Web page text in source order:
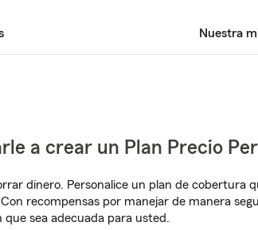
Nuestra
a crear un Plan Precio
dinero. Personalice un plan de cobertura
recompensas por manejar de manera
sea adecuada para usted.